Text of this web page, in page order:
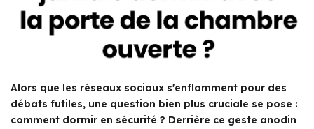
Alors que les réseaux sociaux s'enflamment pour des
débats futiles, une question bien plus cruciale se pose :
comment dormir en sécurité ? Derrière ce geste anodin